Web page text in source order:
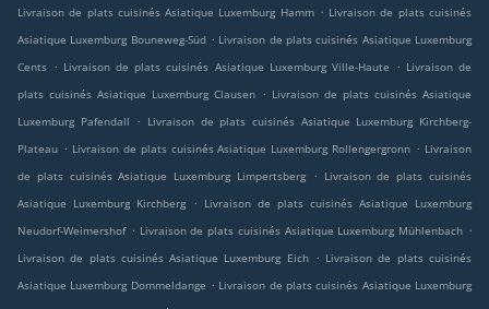
Livraison de plats cuisinés Asiatique Luxemburg Hamm . Livraison de plats cuisinés
Asiatique Luxemburg Bouneweg-Süd . Livraison de plats cuisinés Asiatique Luxemburg
Cents . Livraison de plats cuisinés Asiatique Luxemburg Ville-Haute . Livraison de
plats cuisinés Asiatique Luxemburg Clausen . Livraison de plats cuisinés Asiatique
Luxemburg Pafendall
. Livraison de plats cuisinés Asiatique Luxemburg Kirchberg-
Plateau . Livraison de plats cuisinés Asiatique Luxemburg Rollengergronn . Livraison
de plats cuisinés Asiatique Luxemburg Limpertsberg
. Livraison de plats cuisinés
Asiatique Luxemburg Kirchberg
. Livraison de plats cuisinés Asiatique Luxemburg
Neudorf-Weimershof . Livraison de plats cuisinés Asiatique Luxemburg Mühlenbach .
Livraison de plats cuisinés Asiatique Luxemburg Eich . Livraison de plats cuisinés
Asiatique Luxemburg Dommeldange . Livraison de plats cuisinés Asiatique Luxemburg